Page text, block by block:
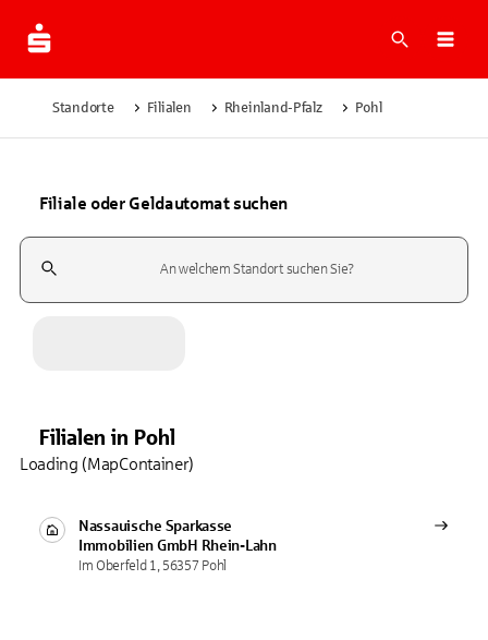
Suche
Standorte Filialen Rheinland-Pfalz Pohl
Filiale oder Geldautomat suchen
Suchfeld
Filialen in Pohl
Nassauische Sparkasse
Immobilien GmbH Rhein-Lahn
Im Oberfeld 1, 56357 Pohl
Loading (MapContainer)